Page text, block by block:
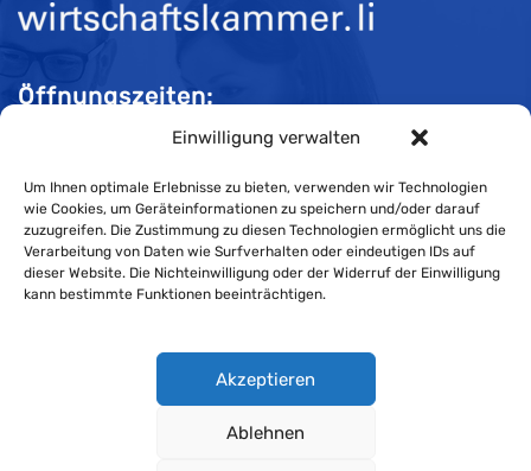
Einwilligung verwalten
Um Ihnen optimale Erlebnisse zu bieten, verwenden wir Technologien
wie Cookies, um Geräteinformationen zu speichern und/oder darauf
zuzugreifen. Die Zustimmung zu diesen Technologien ermöglicht uns die
Verarbeitung von Daten wie Surfverhalten oder eindeutigen IDs auf
dieser Website. Die Nichteinwilligung oder der Widerruf der Einwilligung
kann bestimmte Funktionen beeinträchtigen.
Akzeptieren
Ablehnen
Öffnungszeiten:
Mo-Do 08:00 bis 11:30 und 13:30 bis 16:30 Uhr
Fr 08:00 bis 11:30 und 13:30 bis 16:00 Uhr
Impressum
Cookie-Richtlinie